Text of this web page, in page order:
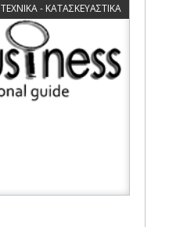
ΤΕΧΝΙΚΑ - ΚΑΤΑΣΚΕΥΑΣΤΙΚΑ